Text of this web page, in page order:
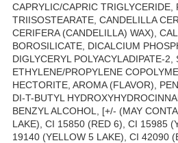
CAPRYLIC/CAPRIC TRIGLYCERIDE,
TRIISOSTEARATE, CANDELILLA
CERIFERA (CANDELILLA) WAX),
BOROSILICATE, DICALCIUM
DIGLYCERYL POLYACYLADIPATE-2,
ETHYLENE/PROPYLENE
HECTORITE, AROMA (FLAVOR),
DI-T-BUTYL
BENZYL ALCOHOL, [+/- (MAY
LAKE), CI 15850 (RED 6), CI 15985
19140 (YELLOW 5 LAKE), CI 42090